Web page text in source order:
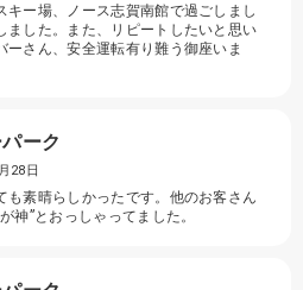
キー場、ノース志賀南館で過ごしまし
ました。また、リピートしたいと思い
ーさん、安全運転有り難う御座いま
ーク
28日
も素晴らしかったです。他のお客さん
神”とおっしゃってました。